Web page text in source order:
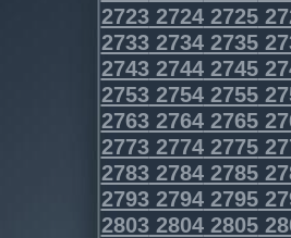
272327242725
273327342735
274327442745
275327542755
276327642765
277327742775
278327842785
279327942795
280328042805